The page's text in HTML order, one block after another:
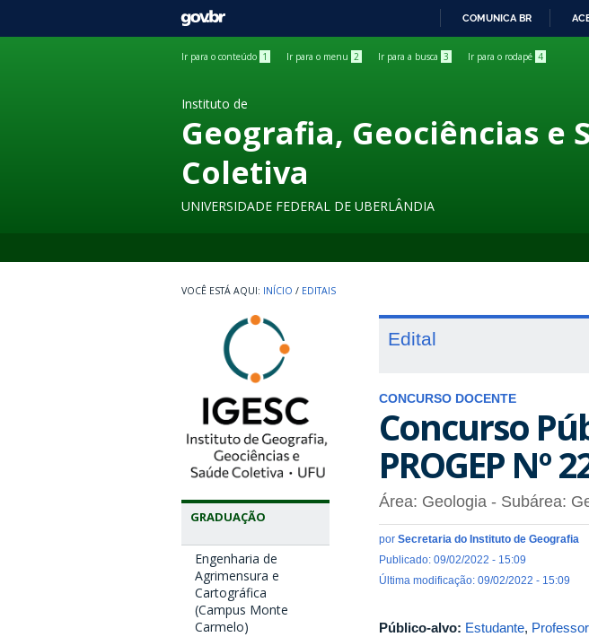
GOVBR
COMUNICA BR
Ir para o conteúdo 1 Ir para o menu 2 Ir para a busca 3 Ir para o rodapé 4
Instituto de
Geografia, Geociências e
Coletiva
UNIVERSIDADE FEDERAL DE UBERLÂNDIA
INÍCIO / EDITAIS
GRADUAÇÃO
Engenharia de
Agrimensura e
Cartográfica
(Campus Monte
Carmelo)
Edital
CONCURSO DOCENTE
Concurso
PROGEP Nº
Área: Geologia - Subárea:
por Secretaria do Instituto de Geografia
Publicado: 09/02/2022 - 15:09
Última modificação: 09/02/2022 - 15:09
Público-alvo: Estudante, Professor